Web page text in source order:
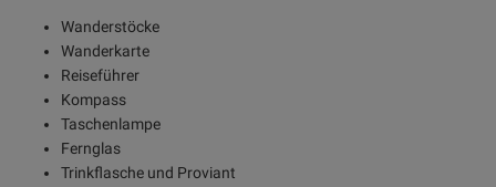
Wanderstöcke
Wanderkarte
Reiseführer
Kompass
Taschenlampe
Fernglas
Trinkflasche und Proviant